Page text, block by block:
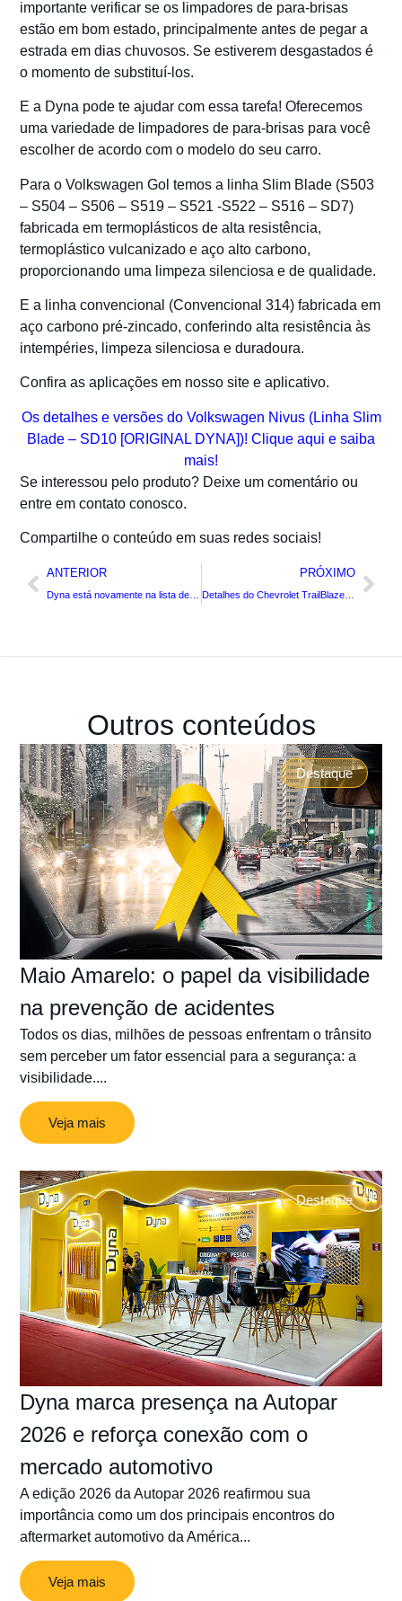
importante verificar se os limpadores de para-brisas
estão em bom estado, principalmente antes de pegar a
estrada em dias chuvosos. Se estiverem desgastados é
o momento de substituí-los.
E a Dyna pode te ajudar com essa tarefa! Oferecemos
uma variedade de limpadores de para-brisas para você
escolher de acordo com o modelo do seu carro.
Para o Volkswagen Gol temos a linha Slim Blade (S503
– S504 – S506 – S519 – S521 -S522 – S516 – SD7)
fabricada em termoplásticos de alta resistência,
termoplástico vulcanizado e aço alto carbono,
proporcionando uma limpeza silenciosa e de qualidade.
E a linha convencional (Convencional 314) fabricada em
aço carbono pré-zincado, conferindo alta resistência às
intempéries, limpeza silenciosa e duradoura.
Confira as aplicações em nosso site e aplicativo.
Os detalhes e versões do Volkswagen Nivus (Linha Slim
Blade – SD10 [ORIGINAL DYNA])! Clique aqui e saiba
mais!
Se interessou pelo produto? Deixe um comentário ou
entre em contato conosco.
Compartilhe o conteúdo em suas redes sociais!
ANTERIOR PRÓXIMO
Detalhes do Chevrolet TrailBlazer (2013-2018)
Outros conteúdos
Destaque
Maio Amarelo: o papel da visibilidade
na prevenção de acidentes
Todos os dias, milhões de pessoas enfrentam o trânsito
sem perceber um fator essencial para a segurança: a
visibilidade....
Veja mais
Destaque
Dyna marca presença na Autopar
2026 e reforça conexão com o
mercado automotivo
A edição 2026 da Autopar 2026 reafirmou sua
importância como um dos principais encontros do
aftermarket automotivo da América...
Veja mais